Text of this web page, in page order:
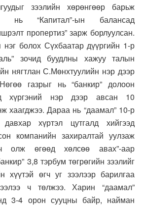
зээлийн хөрөнгөөр барьж
нь “Капитал”-ын балансад
пропертиз” зарж борлуулсан.
болох Сүхбаатар дүүргийн 1-р
зочид буудлны хажуу талын
нягтлан С.Мөнхтуулийн нэр дээр
газрыг нь “банкир” долоон
хүргэний нэр дээр авсан 10
хаагджээ. Дараа нь “даамал” 10-р
хүртэл цутгалд хийгээд
компанийн захиралтай уулзаж
олж өгөөд хөлсөө авах”-аар
3,8 тэрбум төгрөгийн зээлийг
хүүтэй өгч уг зээлээр барилгаа
ч төлжээ. Харин “даамал”
3-4 орон сууцны байр, найман